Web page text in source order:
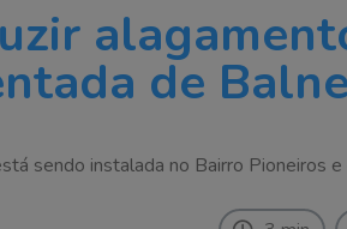
de
sendo instalada no Bairro Pioneiros